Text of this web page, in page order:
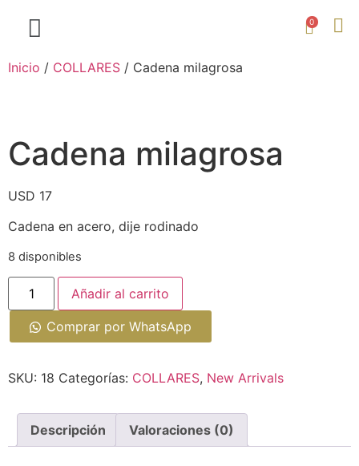
0
Inicio / COLLARES / Cadena milagrosa
Cadena milagrosa
USD 17
Cadena en acero, dije rodinado
8 disponibles
Añadir al carrito
Comprar por WhatsApp
SKU: 18 Categorías: COLLARES, New Arrivals
Descripción Valoraciones (0)